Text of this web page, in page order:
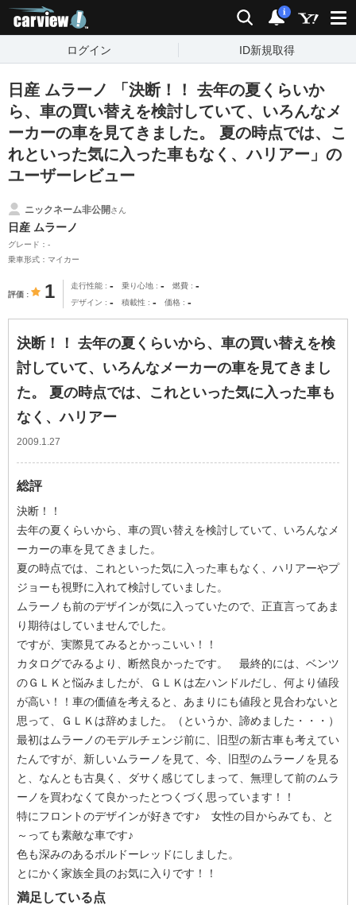
検索 通知
i
ログイン ID新規取得
日産 ムラーノ 「決断！！ 去年の夏くらいか
ら、車の買い替えを検討していて、いろんなメ
ーカーの車を見てきました。 夏の時点では、こ
れといった気に入った車もなく、ハリアー」の
ユーザーレビュー
ニックネーム非公開さん
日産 ムラーノ
グレード：-
乗車形式：マイカー
評価 1 走行性能 - 乗り心地 - 燃費 -
デザイン - 積載性 - 価格 -
決断！！ 去年の夏くらいから、車の買い替えを検
討していて、いろんなメーカーの車を見てきまし
た。 夏の時点では、これといった気に入った車も
なく、ハリアー
2009.1.27
総評
決断！！
去年の夏くらいから、車の買い替えを検討していて、いろんなメ
ーカーの車を見てきました。
夏の時点では、これといった気に入った車もなく、ハリアーやプ
ジョーも視野に入れて検討していました。
ムラーノも前のデザインが気に入っていたので、正直言ってあま
り期待はしていませんでした。
ですが、実際見てみるとかっこいい！！
カタログでみるより、断然良かったです。 最終的には、ベンツ
のＧＬＫと悩みましたが、ＧＬＫは左ハンドルだし、何より値段
が高い！！車の価値を考えると、あまりにも値段と見合わないと
思って、ＧＬＫは辞めました。（というか、諦めました・・・）
最初はムラーノのモデルチェンジ前に、旧型の新古車も考えてい
たんですが、新しいムラーノを見て、今、旧型のムラーノを見る
と、なんとも古臭く、ダサく感じてしまって、無理して前のムラ
ーノを買わなくて良かったとつくづく思っています！！
特にフロントのデザインが好きです♪ 女性の目からみても、と
～っても素敵な車です♪
色も深みのあるボルドーレッドにしました。
とにかく家族全員のお気に入りです！！
満足している点